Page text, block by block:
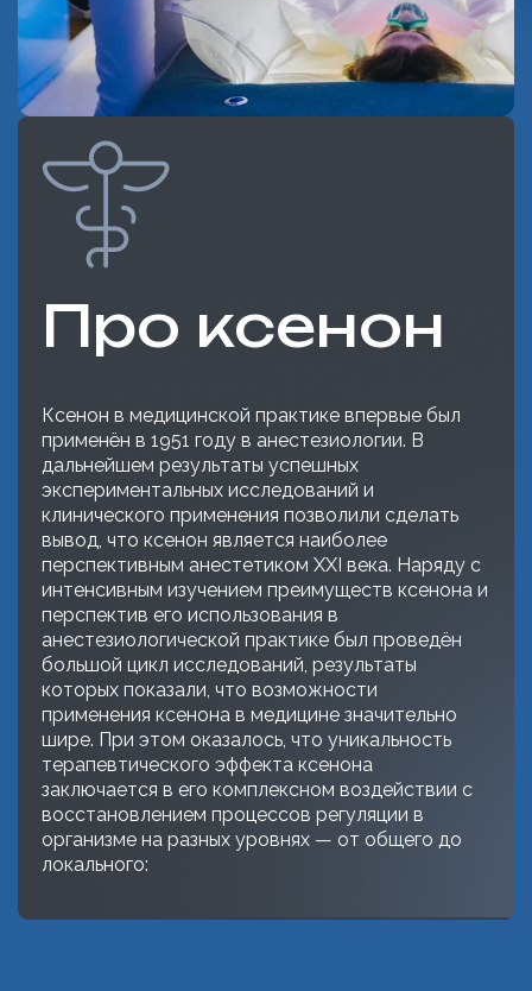
Про ксенон
Ксенон в медицинской практике впервые был
применён в 1951 году в анестезиологии. В
дальнейшем результаты успешных
экспериментальных исследований и
клинического применения позволили сделать
вывод, что ксенон является наиболее
перспективным анестетиком XXI века. Наряду с
интенсивным изучением преимуществ ксенона и
перспектив его использования в
анестезиологической практике был проведён
большой цикл исследований, результаты
которых показали, что возможности
применения ксенона в медицине значительно
шире. При этом оказалось, что уникальность
терапевтического эффекта ксенона
заключается в его комплексном воздействии с
восстановлением процессов регуляции в
организме на разных уровнях — от общего до
локального: